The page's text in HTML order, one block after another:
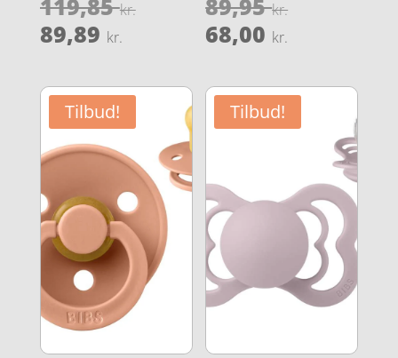
Vurderet
4.2
119,85kr.
oprindelige
119,85 kr..
89,89 kr.
pris
er:
89,89 kr..
Vurderet
5
89,95kr.
89,95 kr..
68,00 kr.
pris
er:
68,00 kr..
Tilbud! Tilbud!